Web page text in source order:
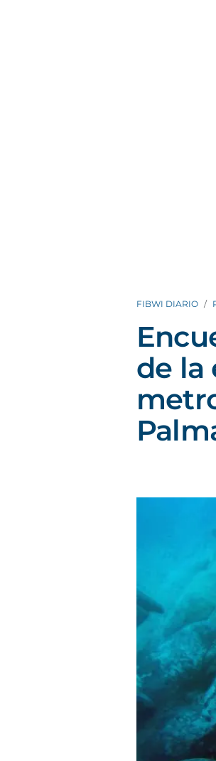
FIBWI DIARIO
de la